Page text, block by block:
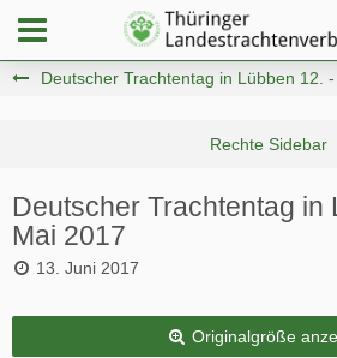
Deutscher Trachtentag in Lübben 12.
Deutscher Trachtentag in
Mai 2017
13. Juni 2017
Originalgröße